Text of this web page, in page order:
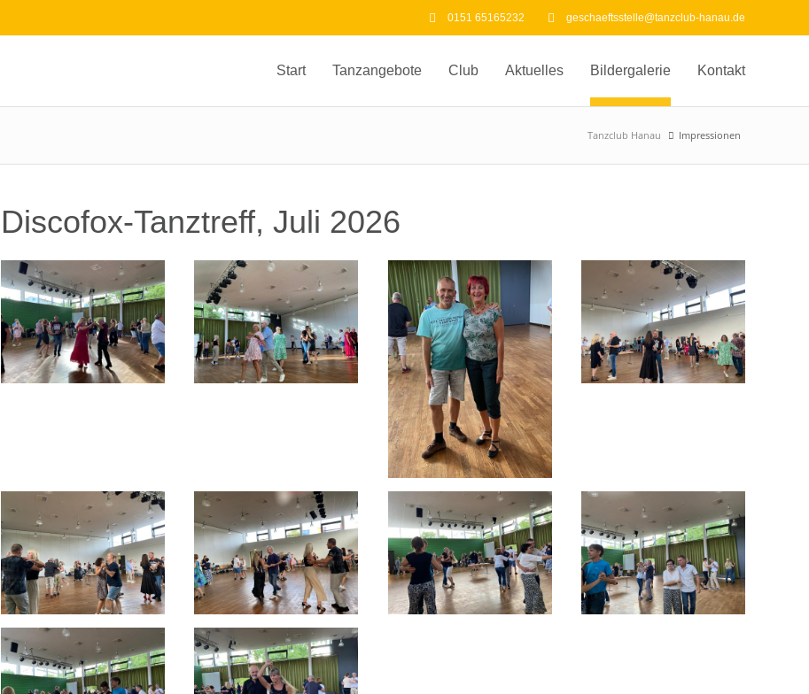
0151 65165232 geschaeftsstelle@tanzclub-hanau.de
Start Tanzangebote Club Aktuelles Bildergalerie Kontakt
Tanzclub Hanau Impressionen
Discofox-Tanztreff, Juli 2026